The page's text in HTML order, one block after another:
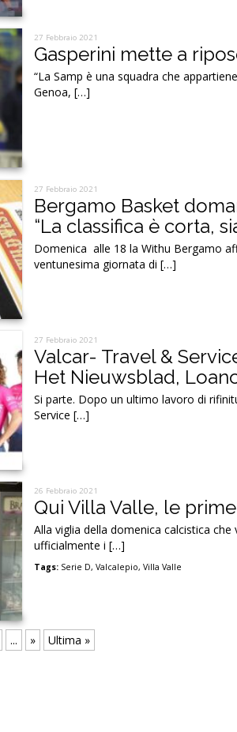
27 Febbraio 2021
Gasperini mette a
“La Samp è una squadra che
Genoa, […]
27 Febbraio 2021
Bergamo Basket
“La classifica è corta,
Domenica alle 18 la Withu Bergamo
ventunesima giornata di […]
27 Febbraio 2021
Valcar- Travel &
Het Nieuwsblad,
Si parte. Dopo un ultimo lavoro di
Service […]
26 Febbraio 2021
Qui Villa Valle, le
Alla viglia della domenica calcistica
ufficialmente i […]
Tags: Serie D,Valcalepio,Villa Valle
... » Ultima »